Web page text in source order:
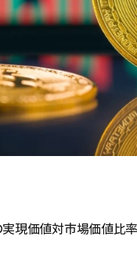
現価値対市場価値比